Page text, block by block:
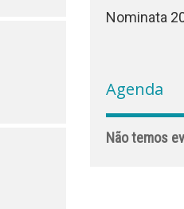
Nominata
Agenda
Não temos